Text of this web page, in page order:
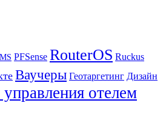
PFSense RouterOS Ruckus
Ваучеры Геотаргетинг Дизайн
отелем